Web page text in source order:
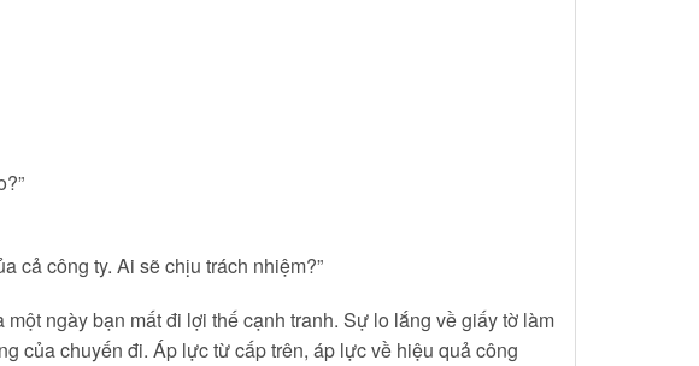
cả công ty. Ai sẽ chịu trách nhiệm?”
ngày bạn mất đi lợi thế cạnh tranh. Sự lo lắng về giấy tờ làm
của chuyến đi. Áp lực từ cấp trên, áp lực về hiệu quả công